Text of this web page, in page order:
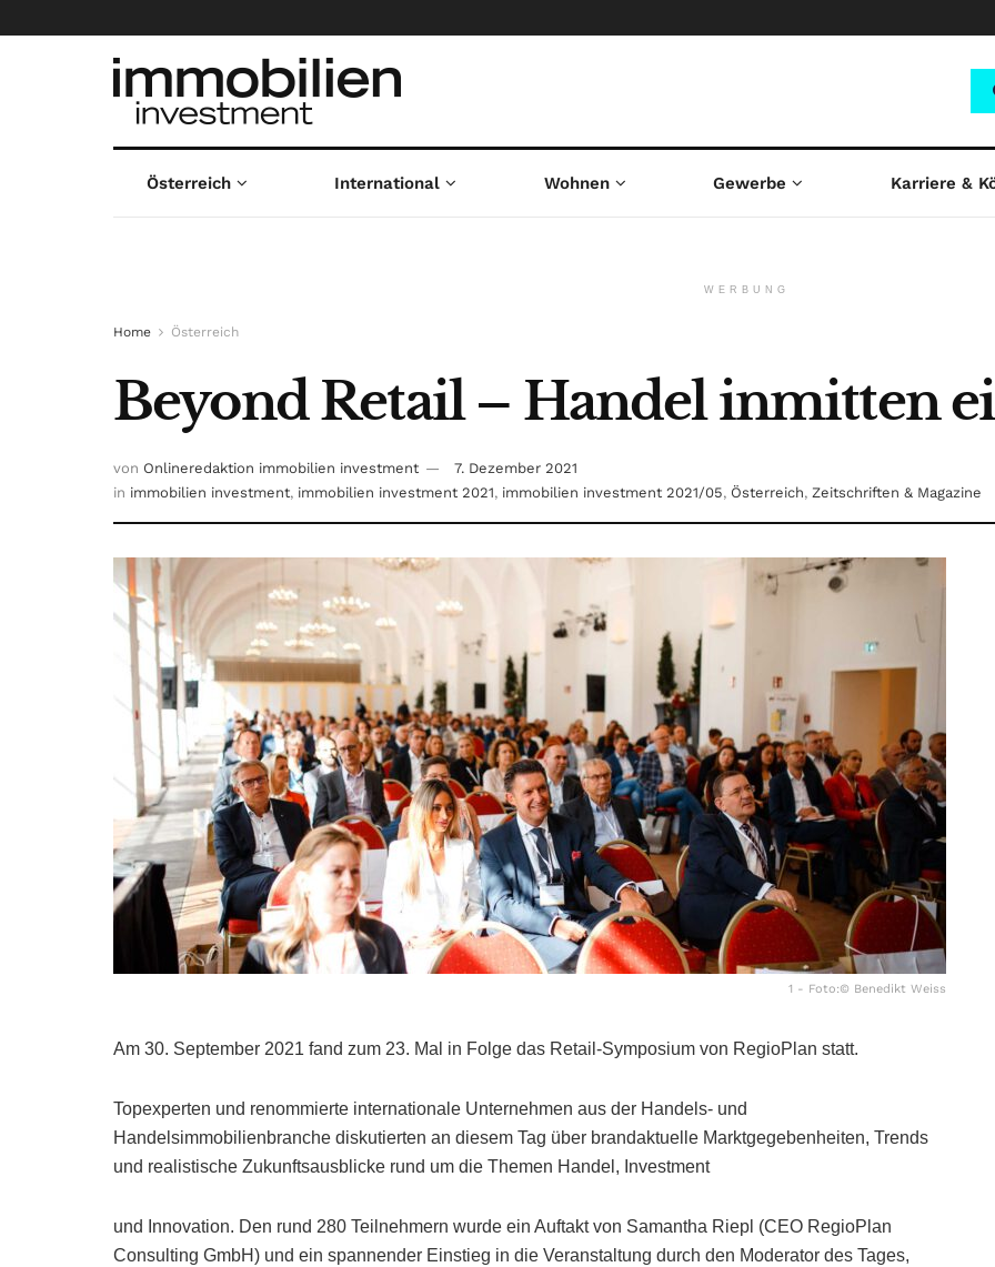
Österreich International Wohnen Gewerbe Karriere &
WERBUNG
Home Österreich
Beyond Retail – Handel inmitten
von Onlineredaktion immobilien investment
7. Dezember 2021
in immobilien investment, immobilien investment 2021, immobilien investment 2021/05, Österreich, Zeitschriften & Magazine
1 - Foto:© Benedikt Weiss
Am 30. September 2021 fand zum 23. Mal in Folge das Retail-Symposium von RegioPlan statt.
Topexperten und renommierte internationale Unternehmen aus der Handels- und
Handelsimmobilienbranche diskutierten an diesem Tag über brandaktuelle Marktgegebenheiten, Trends
und realistische Zukunftsausblicke rund um die Themen Handel, Investment
und Innovation. Den rund 280 Teilnehmern wurde ein Auftakt von Samantha Riepl (CEO RegioPlan
Consulting GmbH) und ein spannender Einstieg in die Veranstaltung durch den Moderator des Tages,